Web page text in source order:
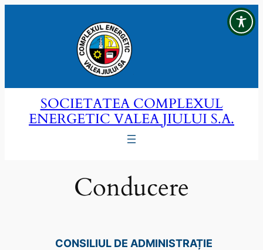
SOCIETATEA COMPLEXUL
ENERGETIC VALEA JIULUI S.A.
Conducere
CONSILIUL DE ADMINISTRAȚIE